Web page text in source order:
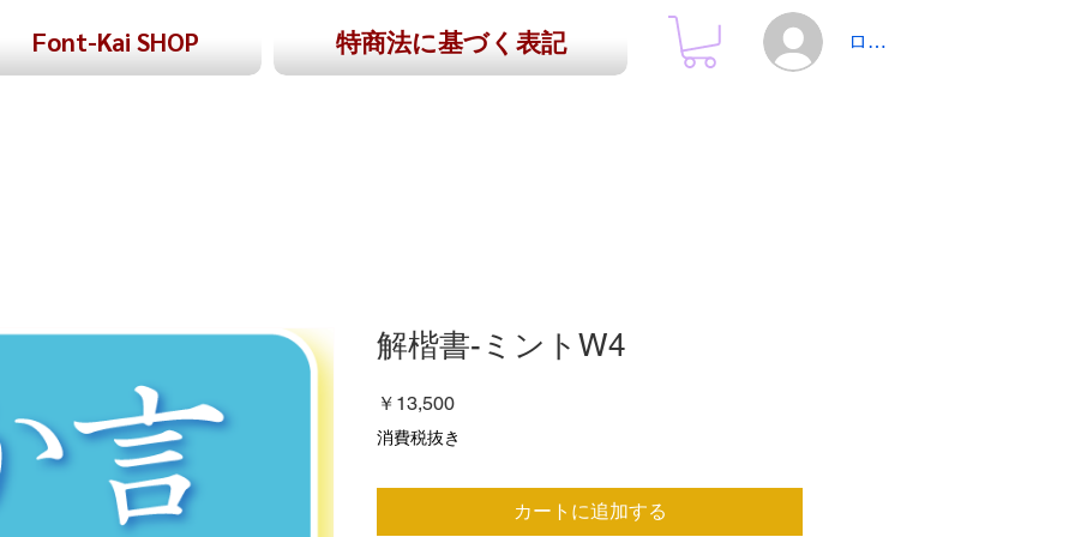
Font-Kai SHOP 特商法に基づく表記 ログイン
解楷書-ミントW4
￥13,500価
格
消費税抜き
カートに追加する